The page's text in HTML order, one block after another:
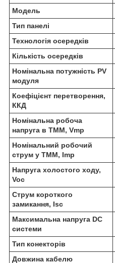
Модель
Тип панелі
Технологія осередків
Кількість осередків
Номінальна потужність PV
модуля
Коефіцієнт перетворення,
ККД
Номінальна робоча
напруга в ТММ, Vmp
Номінальний робочий
струм у ТММ, Imp
Напруга холостого ходу,
Voc
Струм короткого
замикання, Isc
Максимальна напруга DC
системи
Тип конекторів
Довжина кабелю